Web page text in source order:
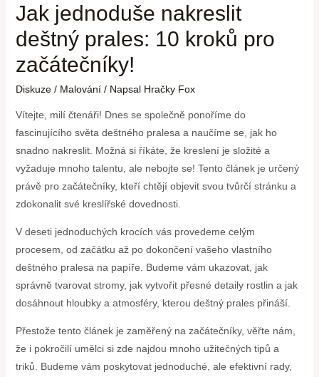
Jak jednoduše nakreslit
deštný prales: 10 kroků pro
začátečníky!
Diskuze / Malování/ Napsal Hračky Fox
Vítejte, milí čtenáři! Dnes se společně ponoříme do
fascinujícího světa deštného pralesa a naučíme se, jak ho
snadno nakreslit. Možná si říkáte, že kreslení je složité a
vyžaduje mnoho talentu, ale nebojte se! Tento článek je určený
právě pro začátečníky, kteří chtějí objevit svou tvůrčí stránku a
zdokonalit své kreslířské dovednosti.
V deseti jednoduchých krocích vás provedeme celým
procesem, od začátku až po dokončení vašeho vlastního
deštného pralesa na papíře. Budeme vám ukazovat, jak
správně tvarovat stromy, jak vytvořit přesné detaily rostlin a jak
dosáhnout hloubky a atmosféry, kterou deštný prales přináší.
Přestože tento článek je zaměřený na začátečníky, věřte nám,
že i pokročilí umělci si zde najdou mnoho užitečných tipů a
triků. Budeme vám poskytovat jednoduché, ale efektivní rady,